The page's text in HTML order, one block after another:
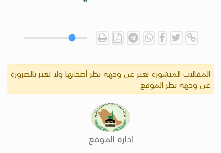
المقالات المنشورة تعبر عن وجهة نظر أصحابها ولا تعبر بالضرورة
عن وجهة نظر الموقع
ادارة الموقع